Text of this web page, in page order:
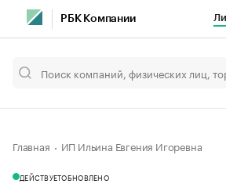
РБК Компании
Главная ИП Ильина Евгения Игоревна
ДЕЙСТВУЕТОБНОВЛЕНО